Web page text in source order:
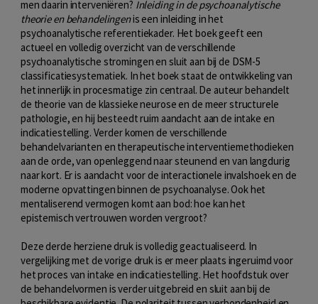
men daarin interveniëren? Inleiding in de psychoanalytische
theorie en behandelingenis een inleiding in het
psychoanalytische referentiekader. Het boek geeft een
actueel en volledig overzicht van de verschillende
psychoanalytische stromingen en sluit aan bij de DSM-5
classificatiesystematiek. In het boek staat de ontwikkeling van
het innerlijk in procesmatige zin centraal. De auteur behandelt
de theorie van de klassieke neurose en de meer structurele
pathologie, en hij besteedt ruim aandacht aan de intake en
indicatiestelling. Verder komen de verschillende
behandelvarianten en therapeutische interventiemethodieken
aan de orde, van openleggend naar steunend en van langdurig
naar kort. Er is aandacht voor de interactionele invalshoek en de
moderne opvattingen binnen de psychoanalyse. Ook het
mentaliserend vermogen komt aan bod: hoe kan het
epistemisch vertrouwen worden vergroot?
Deze derde herziene druk is volledig geactualiseerd. In
vergelijking met de vorige druk is er meer plaats ingeruimd voor
het proces van intake en indicatiestelling. Het hoofdstuk over
de behandelvormen is verder uitgebreid en sluit aan bij de